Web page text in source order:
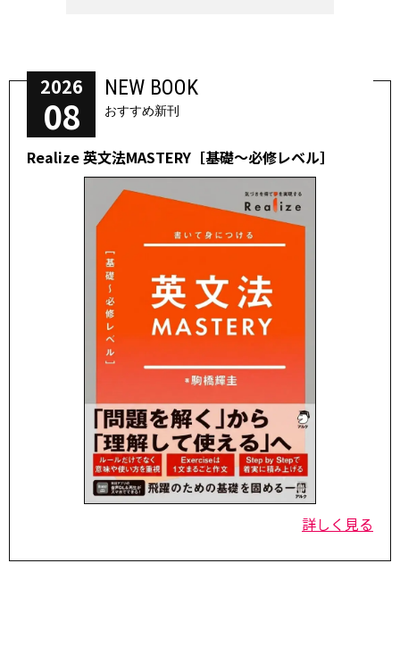
2026
08
NEW BOOK
おすすめ新刊
Realize 英文法MASTERY［基礎～必修レベル］
詳しく見る